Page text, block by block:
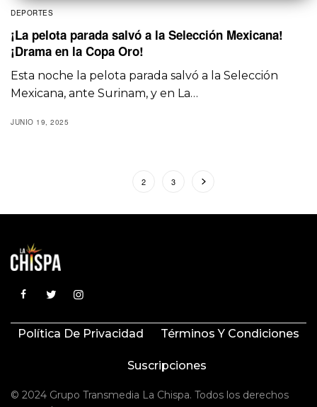
DEPORTES
¡La pelota parada salvó a la Selección Mexicana!
¡Drama en la Copa Oro!
Esta noche la pelota parada salvó a la Selección
Mexicana, ante Surinam, y en La…
JUNIO 19, 2025
2 3
Política De Privacidad Términos Y Condiciones
Suscripciones
© 2024 Grupo Transmedia La Chispa. Todos los derechos